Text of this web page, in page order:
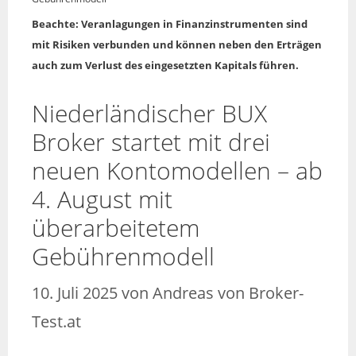
Beachte: Veranlagungen in Finanzinstrumenten sind
mit Risiken verbunden und können neben den Erträgen
auch zum Verlust des eingesetzten Kapitals führen.
Niederländischer BUX
Broker startet mit drei
neuen Kontomodellen – ab
4. August mit
überarbeitetem
Gebührenmodell
10. Juli 2025von Andreas von Broker-
Test.at